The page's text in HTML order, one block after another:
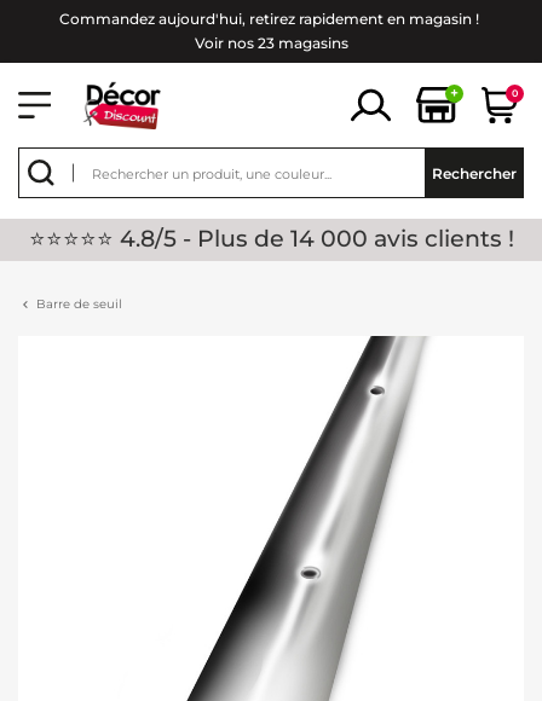
Commandez aujourd'hui, retirez rapidement en magasin !
Voir nos 23 magasins
+ 0
Rechercher
⭐⭐⭐⭐⭐ 4.8/5 - Plus de 14 000 avis clients !
Barre de seuil